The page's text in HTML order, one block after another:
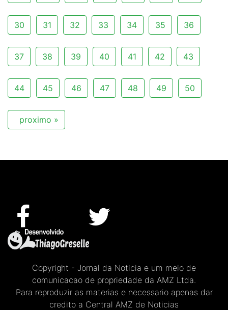
30 31 32 33 34 35 36
37 38 39 40 41 42 43
44 45 46 47 48 49 50
proximo »
Copyright - Jornal da Noticia e um meio de
comunicacao de propriedade da AMZ Ltda.
Para reproduzir as materias e necessario apenas dar
credito a Central AMZ de Noticias